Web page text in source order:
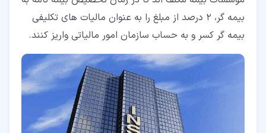
بیمه گر، 2 درصد از مبلغ را به عنوان مالیات های تکلیفی
بیمه گر کسر و به حساب سازمان امور مالیاتی واریز کنند.